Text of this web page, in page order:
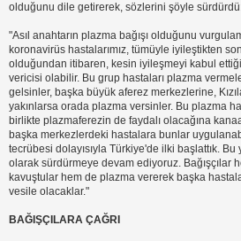
olduğunu dile getirerek, sözlerini şöyle
"Asıl anahtarın plazma bağışı olduğunu
koronavirüs hastalarımız, tümüyle iyileştikten
olduğundan itibaren, kesin iyileşmeyi kabul
vericisi olabilir. Bu grup hastaları plazma
gelsinler, başka büyük aferez merkezlerine,
yakınlarsa orada plazma versinler. Bu plazma
birlikte plazmaferezin de faydalı olacağına
başka merkezlerdeki hastalara bunlar
tecrübesi dolayısıyla Türkiye'de ilki başlattık.
olarak sürdürmeye devam ediyoruz. Bağışçılar
kavuştular hem de plazma vererek başka
vesile olacaklar."
BAĞIŞÇILARA ÇAĞRI